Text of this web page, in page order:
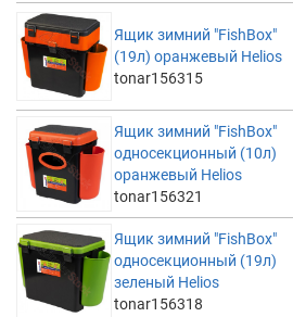
Ящик зимний "FishBox"
(19л) оранжевый Helios
tonar156315
Ящик зимний "FishBox"
односекционный (10л)
оранжевый Helios
tonar156321
Ящик зимний "FishBox"
односекционный (19л)
зеленый Helios
tonar156318